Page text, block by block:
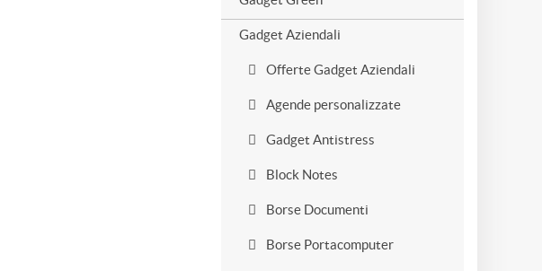
Gadget Aziendali
Offerte Gadget Aziendali
Agende personalizzate
Gadget Antistress
Block Notes
Borse Documenti
Borse Portacomputer